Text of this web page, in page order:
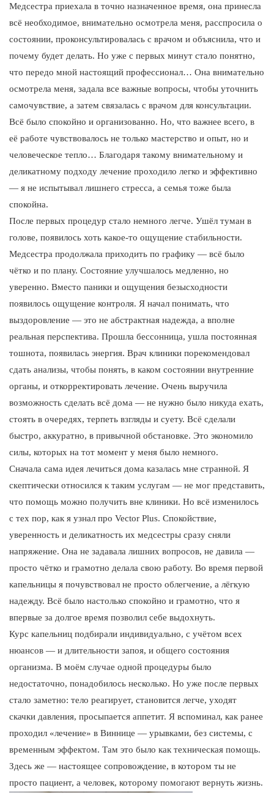
Медсестра приехала в точно назначенное время, она принесла
всё необходимое, внимательно осмотрела меня, расспросила о
состоянии, проконсультировалась с врачом и объяснила, что и
почему будет делать. Но уже с первых минут стало понятно,
что передо мной настоящий профессионал… Она внимательно
осмотрела меня, задала все важные вопросы, чтобы уточнить
самочувствие, а затем связалась с врачом для консультации.
Всё было спокойно и организованно. Но, что важнее всего, в
её работе чувствовалось не только мастерство и опыт, но и
человеческое тепло… Благодаря такому внимательному и
деликатному подходу лечение проходило легко и эффективно
— я не испытывал лишнего стресса, а семья тоже была
спокойна.
После первых процедур стало немного легче. Ушёл туман в
голове, появилось хоть какое-то ощущение стабильности.
Медсестра продолжала приходить по графику — всё было
чётко и по плану. Состояние улучшалось медленно, но
уверенно. Вместо паники и ощущения безысходности
появилось ощущение контроля. Я начал понимать, что
выздоровление — это не абстрактная надежда, а вполне
реальная перспектива. Прошла бессонница, ушла постоянная
тошнота, появилась энергия. Врач клиники порекомендовал
сдать анализы, чтобы понять, в каком состоянии внутренние
органы, и откорректировать лечение. Очень выручила
возможность сделать всё дома — не нужно было никуда ехать,
стоять в очередях, терпеть взгляды и суету. Всё сделали
быстро, аккуратно, в привычной обстановке. Это экономило
силы, которых на тот момент у меня было немного.
Сначала сама идея лечиться дома казалась мне странной. Я
скептически относился к таким услугам — не мог представить,
что помощь можно получить вне клиники. Но всё изменилось
с тех пор, как я узнал про Vector Plus. Спокойствие,
уверенность и деликатность их медсестры сразу сняли
напряжение. Она не задавала лишних вопросов, не давила —
просто чётко и грамотно делала свою работу. Во время первой
капельницы я почувствовал не просто облегчение, а лёгкую
надежду. Всё было настолько спокойно и грамотно, что я
впервые за долгое время позволил себе выдохнуть.
Курс капельниц подбирали индивидуально, с учётом всех
нюансов — и длительности запоя, и общего состояния
организма. В моём случае одной процедуры было
недостаточно, понадобилось несколько. Но уже после первых
стало заметно: тело реагирует, становится легче, уходят
скачки давления, просыпается аппетит. Я вспоминал, как ранее
проходил «лечение» в Виннице — урывками, без системы, с
временным эффектом. Там это было как техническая помощь.
Здесь же — настоящее сопровождение, в котором ты не
просто пациент, а человек, которому помогают вернуть жизнь.